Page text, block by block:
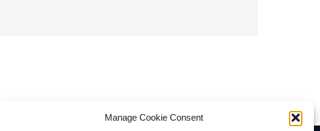
Manage Cookie Consent